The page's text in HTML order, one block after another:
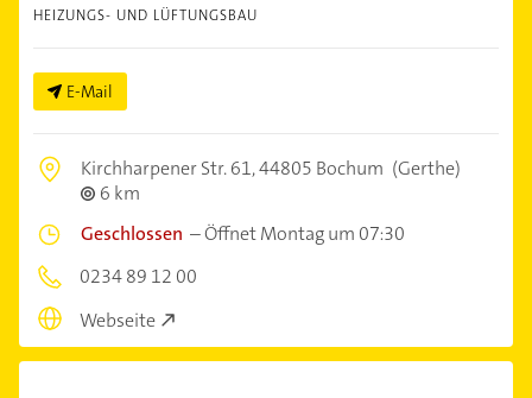
HEIZUNGS- UND LÜFTUNGSBAU
E-Mail
Kirchharpener Str. 61,44805 Bochum (Gerthe)
6 km
Geschlossen –Öffnet Montag um 07:30
0234 89 12 00
Webseite